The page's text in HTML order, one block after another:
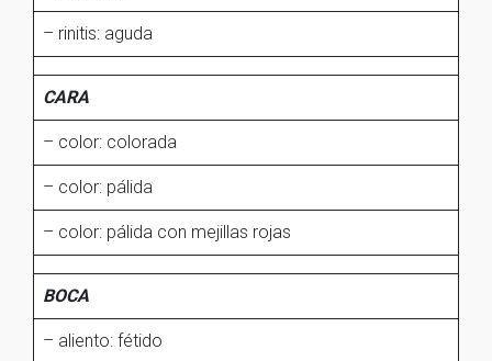
– rinitis: aguda
CARA
– color: colorada
– color: pálida
– color: pálida con mejillas rojas
BOCA
– aliento: fétido